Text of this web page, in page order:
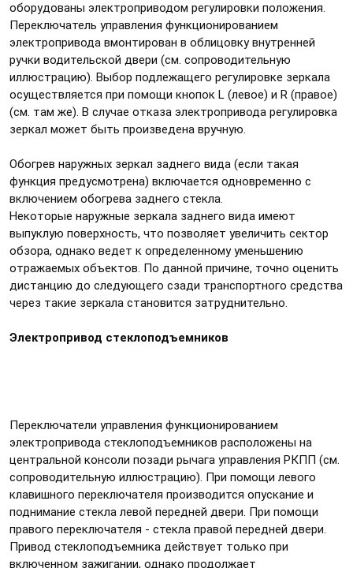
оборудованы электроприводом регулировки положения.
Переключатель управления функционированием
электропривода вмонтирован в облицовку внутренней
ручки водительской двери (см. сопроводительную
иллюстрацию). Выбор подлежащего регулировке зеркала
осуществляется при помощи кнопок L (левое) и R (правое)
(см. там же). В случае отказа электропривода регулировка
зеркал может быть произведена вручную.
Обогрев наружных зеркал заднего вида (если такая
функция предусмотрена) включается одновременно с
включением обогрева заднего стекла.
Некоторые наружные зеркала заднего вида имеют
выпуклую поверхность, что позволяет увеличить сектор
обзора, однако ведет к определенному уменьшению
отражаемых объектов. По данной причине, точно оценить
дистанцию до следующего сзади транспортного средства
через такие зеркала становится затруднительно.
Электропривод стеклоподъемников
Переключатели управления функционированием
электропривода стеклоподъемников расположены на
центральной консоли позади рычага управления РКПП (см.
сопроводительную иллюстрацию). При помощи левого
клавишного переключателя производится опускание и
поднимание стекла левой передней двери. При помощи
правого переключателя - стекла правой передней двери.
Привод стеклоподъемника действует только при
включенном зажигании, однако продолжает